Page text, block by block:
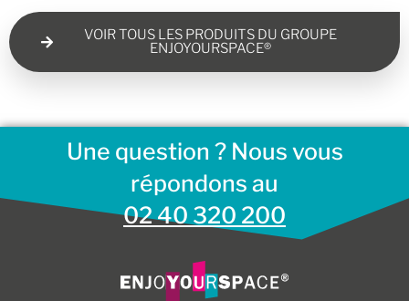
VOIR TOUS LES PRODUITS DU GROUPE
ENJOYOURSPACE®
Une question ? Nous vous
répondons au
02 40 320 200